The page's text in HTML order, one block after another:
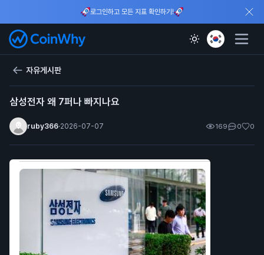
로그인하고 모든 지표 확인하기!
자유게시판
삼성전자 왜 7퍼나 빠지나요
ruby366·2026-07-07 169 0 0